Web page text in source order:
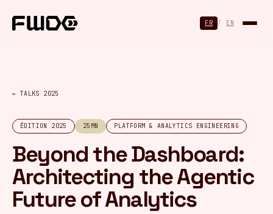
FR / EN
← TALKS 2025
ÉDITION 2025 25MN PLATFORM & ANALYTICS ENGINEERING
Beyond the Dashboard:
Architecting the Agentic
Future of Analytics